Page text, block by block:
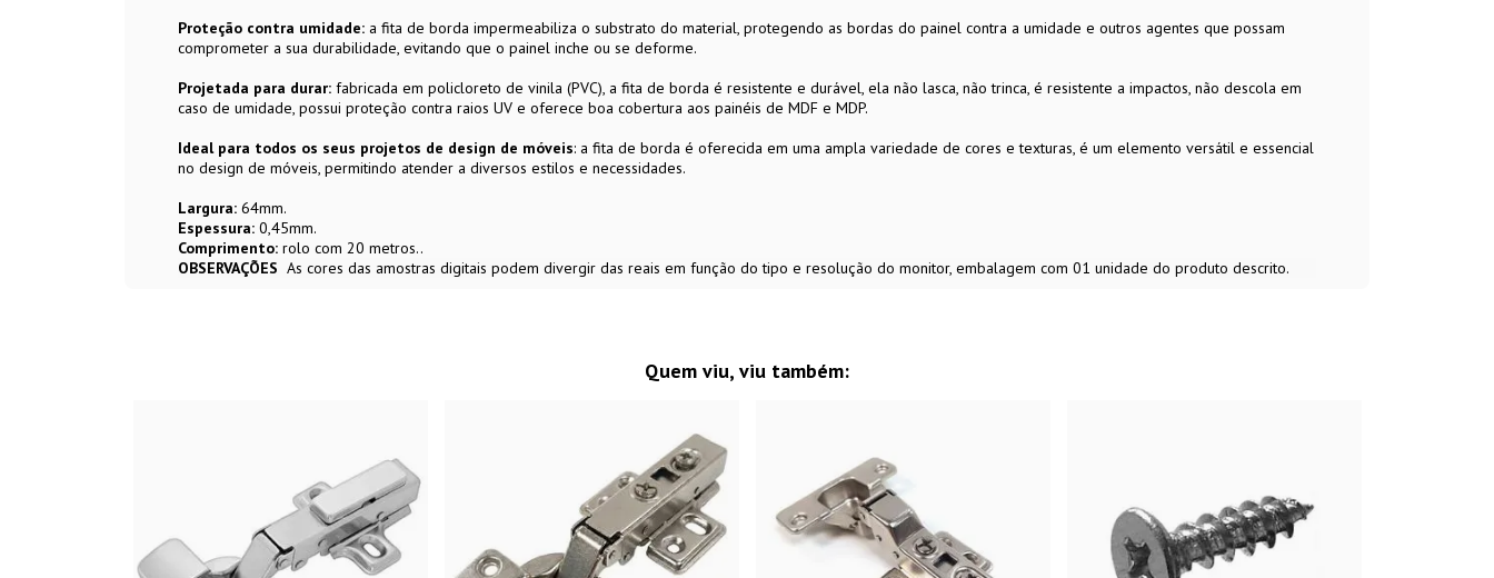
Proteção contra umidade: a fita de borda impermeabiliza o substrato do material, protegendo as bordas do painel contra a umidade e outros agentes que possam
comprometer a sua durabilidade, evitando que o painel inche ou se deforme.
Projetada para durar: fabricada em policloreto de vinila (PVC), a fita de borda é resistente e durável, ela não lasca, não trinca, é resistente a impactos, não descola em
caso de umidade, possui proteção contra raios UV e oferece boa cobertura aos painéis de MDF e MDP.
Ideal para todos os seus projetos de design de móveis: a fita de borda é oferecida em uma ampla variedade de cores e texturas, é um elemento versátil e essencial
no design de móveis, permitindo atender a diversos estilos e necessidades.
Largura: 64mm.
Espessura: 0,45mm.
Comprimento: rolo com 20 metros..
OBSERVAÇÕES As cores das amostras digitais podem divergir das reais em função do tipo e resolução do monitor, embalagem com 01 unidade do produto descrito.
Quem viu, viu também: